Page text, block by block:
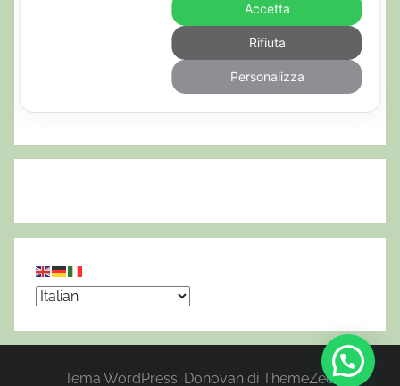
Tema WordPress: Donovan di ThemeZee.
Accetta
Rifiuta
Personalizza